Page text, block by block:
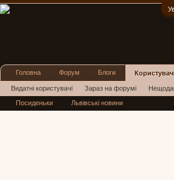
Головна Форум Блоги
Видатні користувачі Зараз на форумі
Нові повідомлення профілю
Посиденьки Львівські новини